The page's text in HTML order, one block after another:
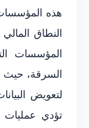
هذه
النطاق المالي
المؤسسات
السرقة، حيث
لتعويض
تؤدي عمليات